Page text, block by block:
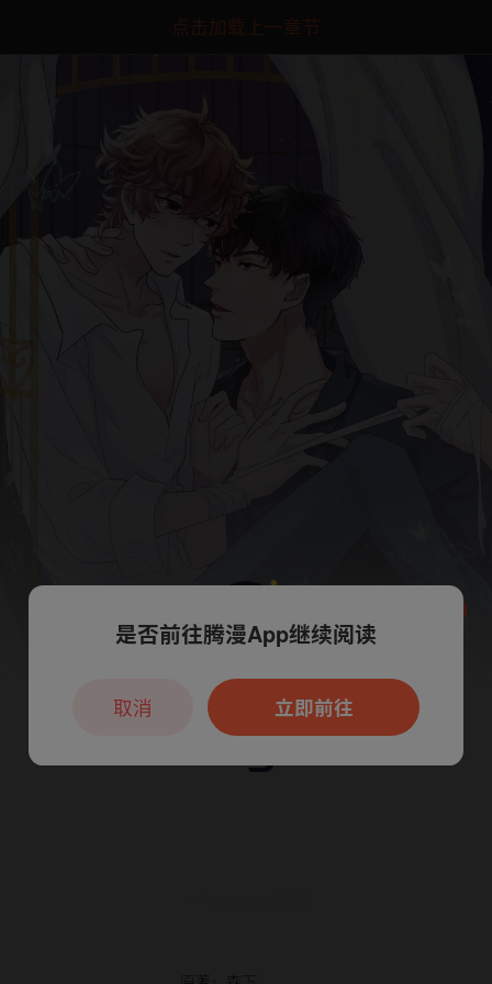
点击加载上一章节
本章节仅支持App阅读，可打开App新用
户7天免费看
是否前往腾漫App继续阅读
立即前往
取消